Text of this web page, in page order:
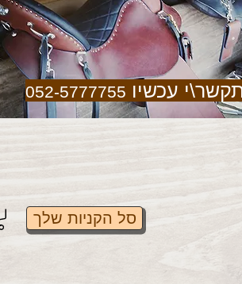
עכשיו 052-5777755
סל הקניות שלך